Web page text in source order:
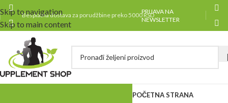
Skip to navigation
Skip to main content
Besplatna dostava za porudžbine preko 5000 RSDPRIJAVA NA
NEWSLETTER
POČETNA STRANA